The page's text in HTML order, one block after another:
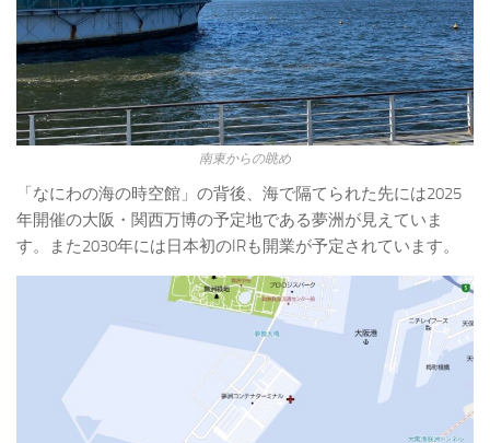
南東からの眺め
「なにわの海の時空館」の背後、海で隔てられた先には2025
年開催の大阪・関西万博の予定地である夢洲が見えていま
す。また2030年には日本初のIRも開業が予定されています。